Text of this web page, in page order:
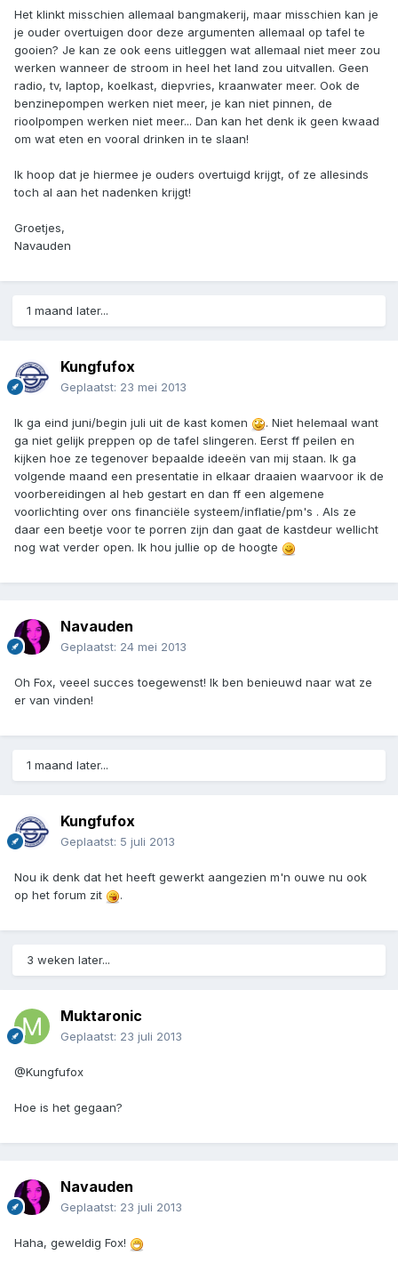
Het klinkt misschien allemaal bangmakerij, maar misschien kan je
je ouder overtuigen door deze argumenten allemaal op tafel te
gooien? Je kan ze ook eens uitleggen wat allemaal niet meer zou
werken wanneer de stroom in heel het land zou uitvallen. Geen
radio, tv, laptop, koelkast, diepvries, kraanwater meer. Ook de
benzinepompen werken niet meer, je kan niet pinnen, de
rioolpompen werken niet meer... Dan kan het denk ik geen kwaad
om wat eten en vooral drinken in te slaan!
Ik hoop dat je hiermee je ouders overtuigd krijgt, of ze allesinds
toch al aan het nadenken krijgt!
Groetjes,
Navauden
1 maand later...
Kungfufox
Geplaatst: 23 mei 2013
Ik ga eind juni/begin juli uit de kast komen
. Niet helemaal want
ga niet gelijk preppen op de tafel slingeren. Eerst ff peilen en
kijken hoe ze tegenover bepaalde ideeën van mij staan. Ik ga
volgende maand een presentatie in elkaar draaien waarvoor ik de
voorbereidingen al heb gestart en dan ff een algemene
voorlichting over ons financiële systeem/inflatie/pm's . Als ze
daar een beetje voor te porren zijn dan gaat de kastdeur wellicht
nog wat verder open. Ik hou jullie op de hoogte
Navauden
Geplaatst: 24 mei 2013
Oh Fox, veeel succes toegewenst! Ik ben benieuwd naar wat ze
er van vinden!
1 maand later...
Kungfufox
Geplaatst: 5 juli 2013
Nou ik denk dat het heeft gewerkt aangezien m'n ouwe nu ook
op het forum zit
.
3 weken later...
Muktaronic
Geplaatst: 23 juli 2013
@Kungfufox
Hoe is het gegaan?
Navauden
Geplaatst: 23 juli 2013
Haha, geweldig Fox!